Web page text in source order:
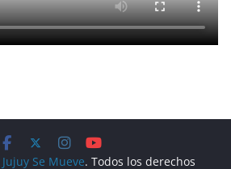
Jujuy Se Mueve. Todos los derechos